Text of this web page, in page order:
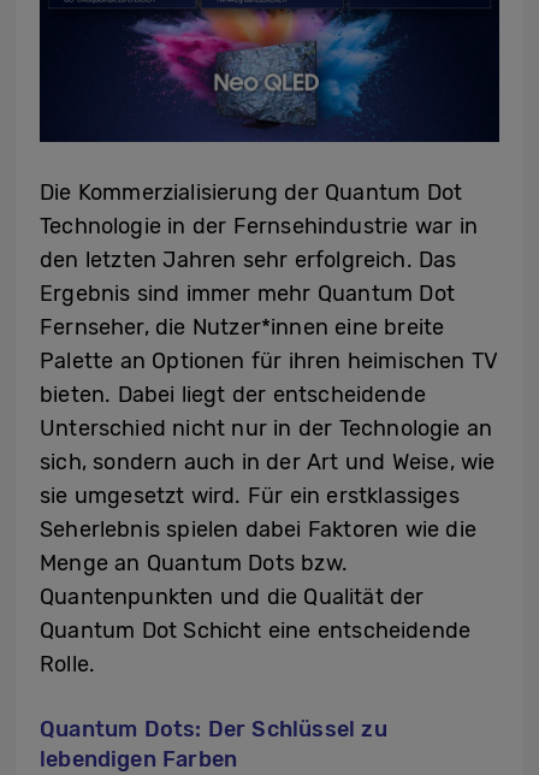
Die Kommerzialisierung der Quantum Dot
Technologie in der Fernsehindustrie war in
den letzten Jahren sehr erfolgreich. Das
Ergebnis sind immer mehr Quantum Dot
Fernseher, die Nutzer*innen eine breite
Palette an Optionen für ihren heimischen TV
bieten. Dabei liegt der entscheidende
Unterschied nicht nur in der Technologie an
sich, sondern auch in der Art und Weise, wie
sie umgesetzt wird. Für ein erstklassiges
Seherlebnis spielen dabei Faktoren wie die
Menge an Quantum Dots bzw.
Quantenpunkten und die Qualität der
Quantum Dot Schicht eine entscheidende
Rolle.
Quantum Dots: Der Schlüssel zu
lebendigen Farben